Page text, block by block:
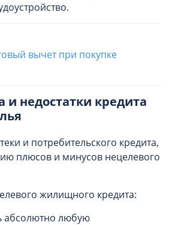
вычет при покупке
недостатки кредита
и потребительского кредита,
плюсов и минусов нецелевого
жилищного кредита:
абсолютно любую